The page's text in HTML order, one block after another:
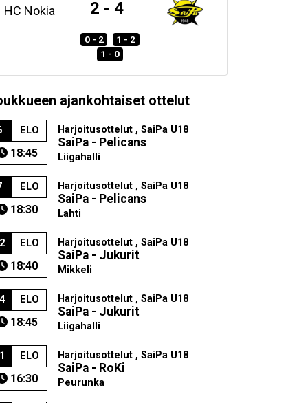
HC Nokia 2 - 4
0 - 2
1 - 2
1 - 0
ajankohtaiset ottelut
ELO
18:45
Harjoitusottelut , SaiPa U18
SaiPa - Pelicans
Liigahalli
ELO
18:30
Harjoitusottelut , SaiPa U18
SaiPa - Pelicans
Lahti
ELO
18:40
Harjoitusottelut , SaiPa U18
SaiPa - Jukurit
Mikkeli
ELO
18:45
Harjoitusottelut , SaiPa U18
SaiPa - Jukurit
Liigahalli
ELO
16:30
Harjoitusottelut , SaiPa U18
SaiPa - RoKi
Peurunka